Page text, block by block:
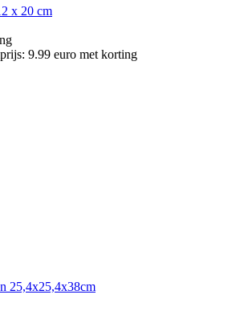
x 20 cm
9.99 euro met korting
25,4x25,4x38cm